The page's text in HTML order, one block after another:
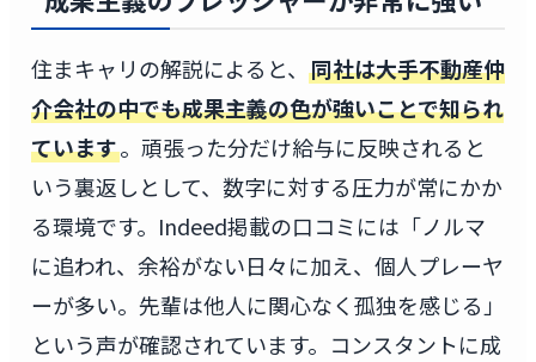
住まキャリの解説によると、 同社は大手不動産仲
介会社の中でも成果主義の色が強いことで知られ
ています。頑張った分だけ給与に反映されると
いう裏返しとして、数字に対する圧力が常にかか
る環境です。Indeed掲載の口コミには「ノルマ
に追われ、余裕がない日々に加え、個人プレーヤ
ーが多い。先輩は他人に関心なく孤独を感じる」
という声が確認されています。コンスタントに成